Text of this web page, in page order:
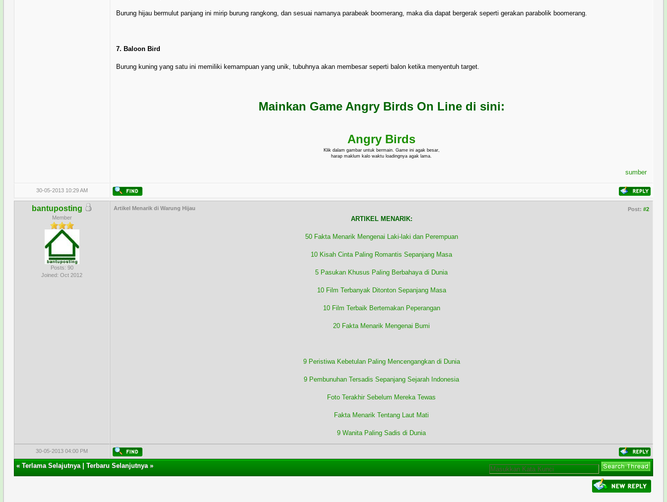
Burung hijau bermulut panjang ini mirip burung rangkong, dan sesuai namanya parabeak boomerang, maka dia dapat bergerak seperti gerakan parabolik boomerang.
7. Baloon Bird
Burung kuning yang satu ini memiliki kemampuan yang unik, tubuhnya akan membesar seperti balon ketika menyentuh target.
Mainkan Game Angry Birds On Line di sini:
Angry Birds
Klik dalam gambar untuk bermain. Game ini agak besar,
harap maklum kalo waktu loadingnya agak lama.
sumber
30-05-2013 10:29 AM
bantuposting
Member
Posts: 90
Joined: Oct 2012
Post:#2
Artikel Menarik di Warung Hijau
ARTIKEL MENARIK:
50 Fakta Menarik Mengenai Laki-laki dan Perempuan
10 Kisah Cinta Paling Romantis Sepanjang Masa
5 Pasukan Khusus Paling Berbahaya di Dunia
10 Film Terbanyak Ditonton Sepanjang Masa
10 Film Terbaik Bertemakan Peperangan
20 Fakta Menarik Mengenai Bumi
9 Peristiwa Kebetulan Paling Mencengangkan di Dunia
9 Pembunuhan Tersadis Sepanjang Sejarah Indonesia
Foto Terakhir Sebelum Mereka Tewas
Fakta Menarik Tentang Laut Mati
9 Wanita Paling Sadis di Dunia
30-05-2013 04:00 PM
«Terlama Selajutnya|Terbaru Selanjutnya»